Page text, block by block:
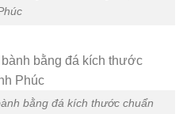
bằng đá kích thước chuẩn